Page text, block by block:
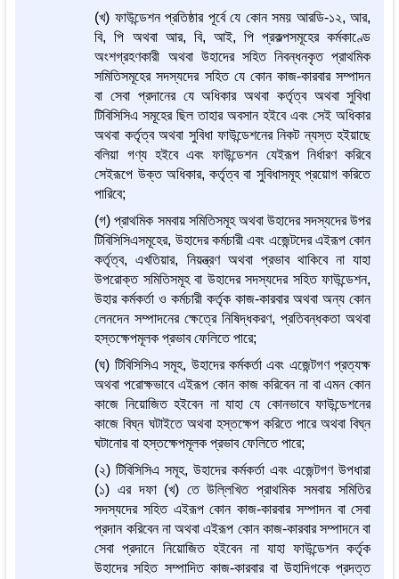
(খ) ফাউন্ডেশন প্রতিষ্ঠার পূর্বে যে কোন সময় আরডি-১২, আর,
বি, পি অথবা আর, বি, আই, পি প্রকল্পসমূহের কর্মকাণ্ডে
অংশগ্রহণকারী অথবা উহাদের সহিত নিবন্ধনকৃত প্রাথমিক
সমিতিসমূহের সদস্যদের সহিত যে কোন কাজ-কারবার সম্পাদন
বা সেবা প্রদানের যে অধিকার অথবা কর্তৃত্ব অথবা সুবিধা
টিবিসিসিএ সমূহের ছিল তাহার অবসান হইবে এবং সেই অধিকার
অথবা কর্তৃত্ব অথবা সুবিধা ফাউন্ডেশনের নিকট ন্যস্ত হইয়াছে
বলিয়া গণ্য হইবে এবং ফাউন্ডেশন যেইরূপ নির্ধারণ করিবে
সেইরূপে উক্ত অধিকার, কর্তৃত্ব বা সুবিধাসমূহ প্রয়োগ করিতে
পারিবে;
(গ) প্রাথমিক সমবায় সমিতিসমূহ অথবা উহাদের সদস্যদের উপর
টিবিসিসিএসমূহের, উহাদের কর্মচারী এবং এজেন্টদের এইরূপ কোন
কর্তৃত্ব, এখতিয়ার, নিয়ন্ত্রণ অথবা প্রভাব থাকিবে না যাহা
উপরোক্ত সমিতিসমূহ বা উহাদের সদস্যদের সহিত ফাউন্ডেশন,
উহার কর্মকর্তা ও কর্মচারী কর্তৃক কাজ-কারবার অথবা অন্য কোন
লেনদেন সম্পাদনের ক্ষেত্রে নিষিদ্ধকরণ, প্রতিবন্ধকতা অথবা
হস্তক্ষেপমূলক প্রভাব ফেলিতে পারে;
(ঘ) টিবিসিসিএ সমূহ, উহাদের কর্মকর্তা এবং এজেন্টগণ প্রত্যক্ষ
অথবা পরোক্ষভাবে এইরূপ কোন কাজ করিবেন না বা এমন কোন
কাজে নিয়োজিত হইবেন না যাহা যে কোনভাবে ফাউন্ডেশনের
কাজে বিঘ্ন ঘটাইতে অথবা হস্তক্ষেপ করিতে পারে অথবা বিঘ্ন
ঘটানোর বা হস্তক্ষেপমূলক প্রভাব ফেলিতে পারে;
(২) টিবিসিসিএ সমূহ, উহাদের কর্মকর্তা এবং এজেন্টগণ উপধারা
(১) এর দফা (খ) তে উল্লিখিত প্রাথমিক সমবায় সমিতির
সদস্যদের সহিত এইরূপ কোন কাজ-কারবার সম্পাদন বা সেবা
প্রদান করিবেন না অথবা এইরূপ কোন কাজ-কারবার সম্পাদনে বা
সেবা প্রদানে নিয়োজিত হইবেন না যাহা ফাউন্ডেশন কর্তৃক
উহাদের সহিত সম্পাদিত কাজ-কারবার বা উহাদিগকে প্রদত্ত